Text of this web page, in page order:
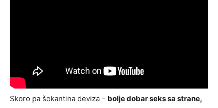
Skoro pa šokantina deviza – bolje dobar seks sa strane,